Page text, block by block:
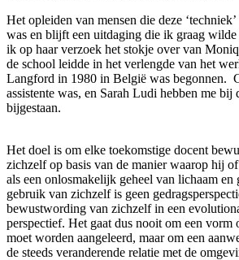
Het opleiden van mensen die deze
was en blijft een uitdaging die ik graag wilde
ik op haar verzoek het stokje over van
de school leidde in het verlengde van het
Langford in 1980 in België was begonnen.
assistente was, en Sarah Ludi hebben me bij
bijgestaan.
Het doel is om elke toekomstige docent
zichzelf op basis van de manier waarop hij
als een onlosmakelijk geheel van lichaam en
gebruik van zichzelf is geen
bewustwording van zichzelf in een
perspectief. Het gaat dus nooit om een vorm
moet worden aangeleerd, maar om een
de steeds veranderende relatie met de